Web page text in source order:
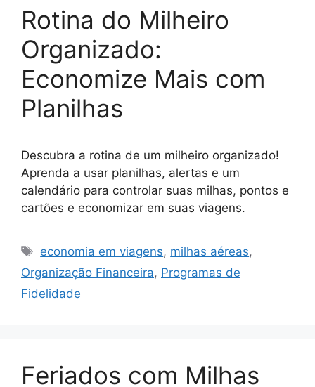
Rotina do Milheiro
Organizado:
Economize Mais com
Planilhas
Descubra a rotina de um milheiro organizado!
Aprenda a usar planilhas, alertas e um
calendário para controlar suas milhas, pontos e
cartões e economizar em suas viagens.
Tags
economia em viagens, milhas aéreas,
Organização Financeira, Programas de
Fidelidade
Feriados com Milhas